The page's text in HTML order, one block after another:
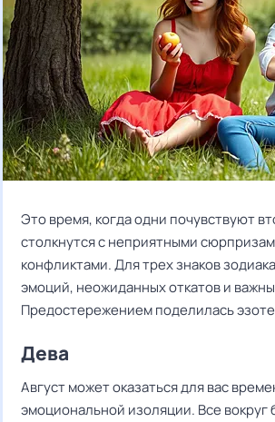
Это время, когда одни почувствуют
столкнутся с неприятными
конфликтами. Для трех знаков
эмоций, неожиданных откатов и
Предостережением поделилась
Дева
Август может оказаться для вас
эмоциональной изоляции. Все